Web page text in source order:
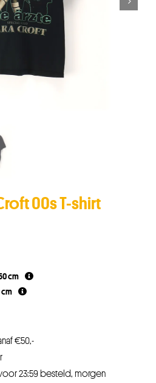
00s T-shirt
cm
€50,-
23:59 besteld, morgen